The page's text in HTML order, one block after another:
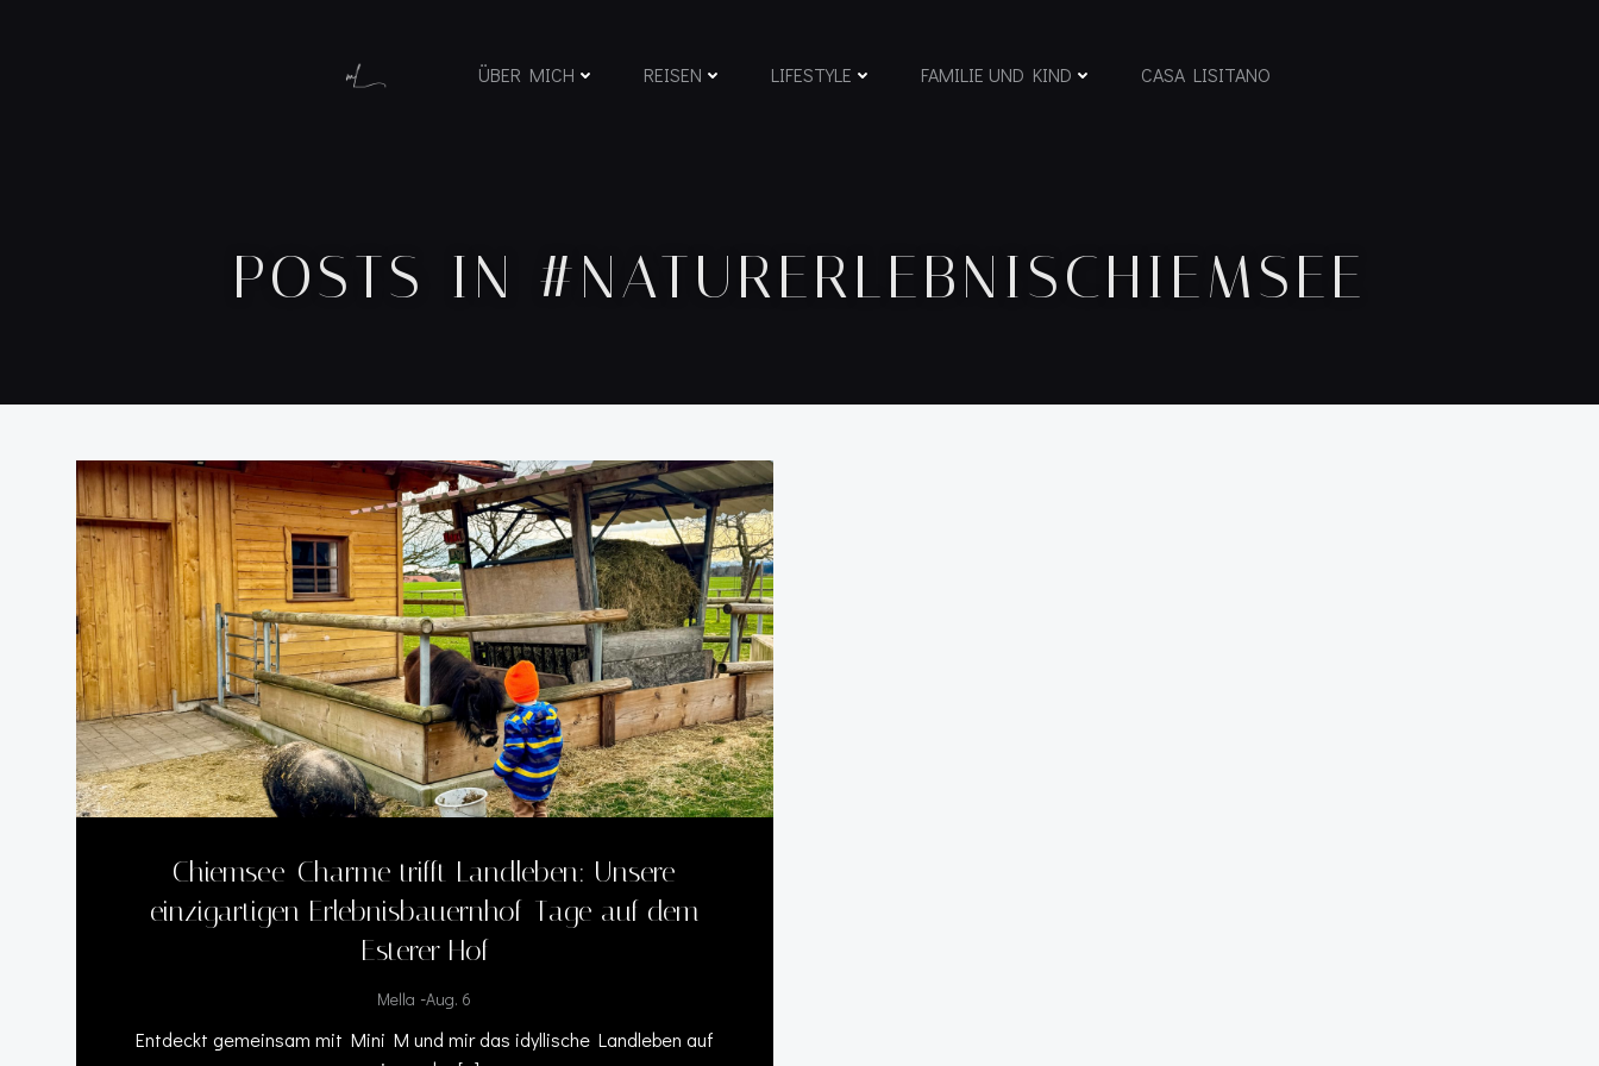
ÜBER MICH REISEN LIFESTYLE FAMILIE UND KIND CASA LISITANO
POSTS IN #NATURERLEBNISCHIEMSEE
Chiemsee-Charme trifft Landleben: Unsere
einzigartigen Erlebnisbauernhof-Tage auf dem
Esterer Hof
Mella -Aug. 6
Entdeckt gemeinsam mit Mini M und mir das idyllische Landleben auf